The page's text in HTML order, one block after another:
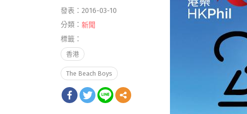
發表：2016-03-10
分類： 新聞
標籤：
香港
The Beach Boys